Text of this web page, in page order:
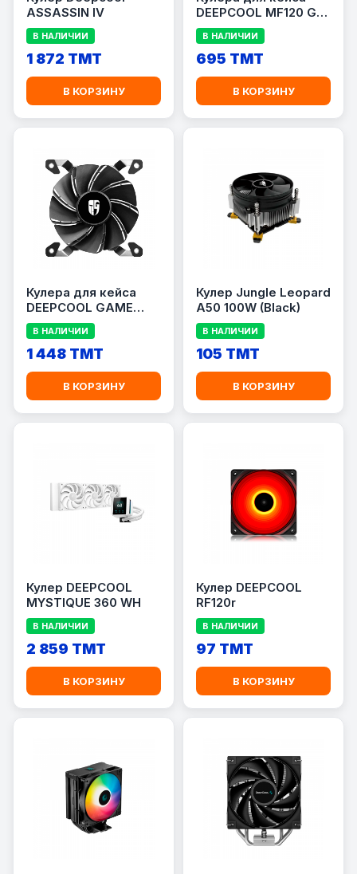
ASSASSIN IV
В НАЛИЧИИ
1 872 TMT
В КОРЗИНУ
DEEPCOOL MF120 GT
(Размер 120мм)
В НАЛИЧИИ
695 TMT
В КОРЗИНУ
Кулера для кейса
DEEPCOOL GAME
STORM MF120S ARGB
(Размер 120мм)
В НАЛИЧИИ
1 448 TMT
В КОРЗИНУ
Кулер Jungle Leopard
A50 100W (Black)
В НАЛИЧИИ
105 TMT
В КОРЗИНУ
Кулер DEEPCOOL
MYSTIQUE 360 WH
В НАЛИЧИИ
2 859 TMT
В КОРЗИНУ
Кулер DEEPCOOL
RF120r
В НАЛИЧИИ
97 TMT
В КОРЗИНУ